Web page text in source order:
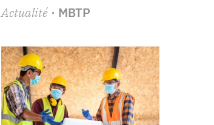
Actualité· MBTP